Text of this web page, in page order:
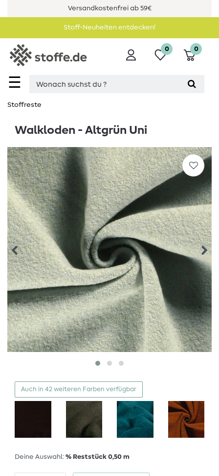
Versandkostenfrei ab 59€
Stoff-Neuheiten entdecken!
☰
0 0
Stoffreste
Walkloden - Altgrün Uni
Auch in 42 weiteren Farben verfügbar
Deine Auswahl: % Reststück 0,50 m